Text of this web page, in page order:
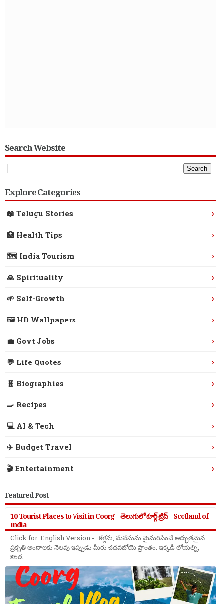
Search Website
Explore Categories
📖 Telugu Stories ›
🏥 Health Tips ›
🗺️ India Tourism ›
🙏 Spirituality ›
🌱 Self-Growth ›
🖼️ HD Wallpapers ›
💼 Govt Jobs ›
💬 Life Quotes ›
🧬 Biographies ›
🍳 Recipes ›
💻 AI & Tech ›
✈️ Budget Travel ›
🎬 Entertainment ›
Featured Post
10 Tourist Places to Visit in Coorg - తెలుగులో కూర్గ్ ట్రిప్ - Scotland of
India
Click for English Version - కళ్లను, మనసును మైమరిపించే అద్భుతమైన
ప్రకృతి అందాలకు నెలవు ఇప్పుడు మీరు చదవబోయె ప్రాంతం. ఇక్కడి లోయల్ని,
కొండ ...